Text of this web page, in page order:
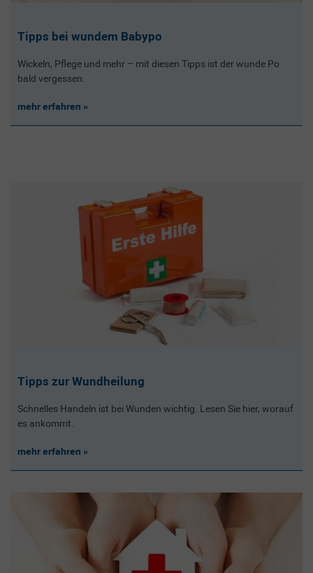
Tipps bei wundem Babypo
Wickeln, Pflege und mehr – mit diesen Tipps ist der wunde Po
bald vergessen.
mehr erfahren
Tipps zur Wundheilung
Schnelles Handeln ist bei Wunden wichtig. Lesen Sie hier, worauf
es ankommt.
mehr erfahren